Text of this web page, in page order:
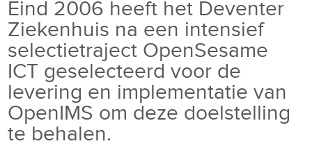
Eind 2006 heeft het Deventer
Ziekenhuis na een intensief
selectietraject OpenSesame
ICT geselecteerd voor de
levering en implementatie van
OpenIMS om deze doelstelling
te behalen.